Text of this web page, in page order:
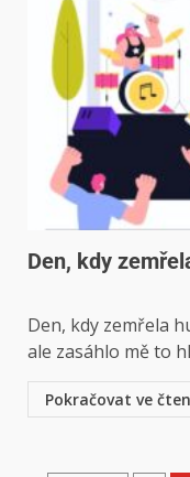
Den, kdy
Den, kdy zemřela
ale zasáhlo mě to
Pokračovat ve